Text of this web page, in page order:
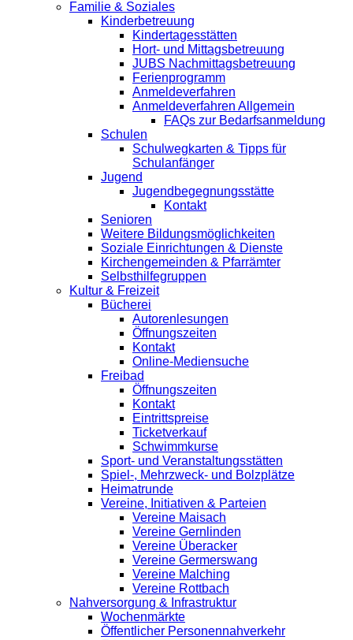
Familie & Soziales
Kinderbetreuung
Kindertagesstätten
Hort- und Mittagsbetreuung
JUBS Nachmittagsbetreuung
Ferienprogramm
Anmeldeverfahren
Anmeldeverfahren Allgemein
FAQs zur Bedarfsanmeldung
Schulen
Schulwegkarten & Tipps für
Schulanfänger
Jugend
Jugendbegegnungsstätte
Kontakt
Senioren
Weitere Bildungsmöglichkeiten
Soziale Einrichtungen & Dienste
Kirchengemeinden & Pfarrämter
Selbsthilfegruppen
Kultur & Freizeit
Bücherei
Autorenlesungen
Öffnungszeiten
Kontakt
Online-Mediensuche
Freibad
Öffnungszeiten
Kontakt
Eintrittspreise
Ticketverkauf
Schwimmkurse
Sport- und Veranstaltungsstätten
Spiel-, Mehrzweck- und Bolzplätze
Heimatrunde
Vereine, Initiativen & Parteien
Vereine Maisach
Vereine Gernlinden
Vereine Überacker
Vereine Germerswang
Vereine Malching
Vereine Rottbach
Nahversorgung & Infrastruktur
Wochenmärkte
Öffentlicher Personennahverkehr